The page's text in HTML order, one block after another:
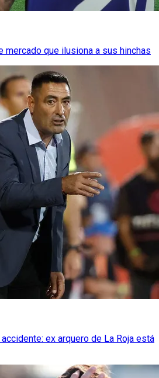
mercado que ilusiona a sus hinchas
ex arquero de La Roja está